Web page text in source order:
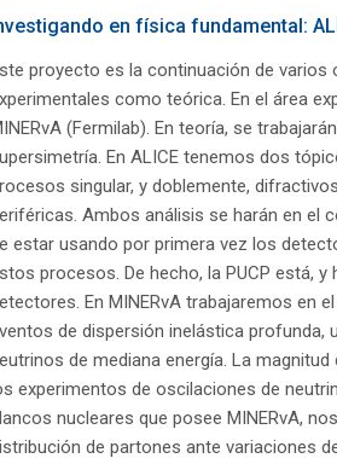
en física fundamental:
proyecto es la continuación de
como teórica. En el área
(Fermilab). En teoría, se
En ALICE tenemos dos
singular, y doblemente,
Ambos análisis se harán en el
estar usando por primera vez los
procesos. De hecho, la PUCP está,
En MINERvA trabajaremos en
de dispersión inelástica
de mediana energía. La
experimentos de oscilaciones de
nucleares que posee MINERvA,
de partones ante variaciones